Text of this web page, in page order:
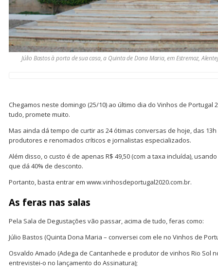
Júlio Bastos à porta de sua casa, a Quinta de Dona Maria, em Estremoz,
Chegamos neste domingo (25/10) ao último dia do Vinhos de Portugal
tudo, promete muito.
Mas ainda dá tempo de curtir as 24 ótimas conversas de hoje, das
produtores e renomados críticos e jornalistas especializados.
Além disso, o custo é de apenas R$ 49,50 (com a taxa incluída),
que dá 40% de desconto.
Portanto, basta entrar em www.vinhosdeportugal2020.com.br.
As feras nas salas
Pela Sala de Degustações vão passar, acima de tudo, feras como:
Júlio Bastos (Quinta Dona Maria – conversei com ele no Vinhos de
Osvaldo Amado (Adega de Cantanhede e produtor de vinhos Rio Sol
entrevistei-o no lançamento do Assinatura);